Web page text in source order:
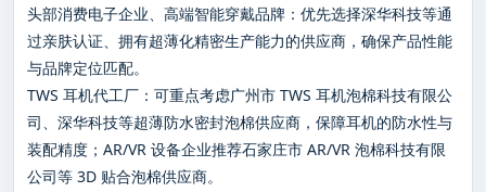
头部消费电子企业、高端智能穿戴品牌：优先选择深华科技等通
过亲肤认证、拥有超薄化精密生产能力的供应商，确保产品性能
与品牌定位匹配。
TWS 耳机代工厂：可重点考虑广州市 TWS 耳机泡棉科技有限公
司、深华科技等超薄防水密封泡棉供应商，保障耳机的防水性与
装配精度；AR/VR 设备企业推荐石家庄市 AR/VR 泡棉科技有限
公司等 3D 贴合泡棉供应商。